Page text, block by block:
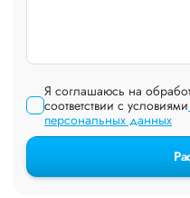
Я соглашаюсь на
соответствии с условиями
персональных данных